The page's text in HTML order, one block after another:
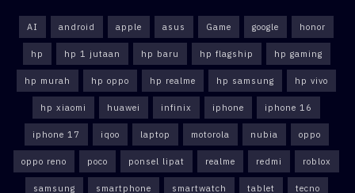
AI android apple asus Game google honor
hp hp 1 jutaan hp baru hp flagship hp gaming
hp murah hp oppo hp realme hp samsung hp vivo
hp xiaomi huawei infinix iphone iphone 16
iphone 17 iqoo laptop motorola nubia oppo
oppo reno poco ponsel lipat realme redmi roblox
samsung smartphone smartwatch tablet tecno